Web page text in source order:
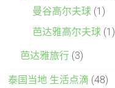
曼谷高尔夫球 (1)
芭达雅高尔夫球 (1)
芭达雅旅行 (3)
泰国当地 生活点滴 (48)